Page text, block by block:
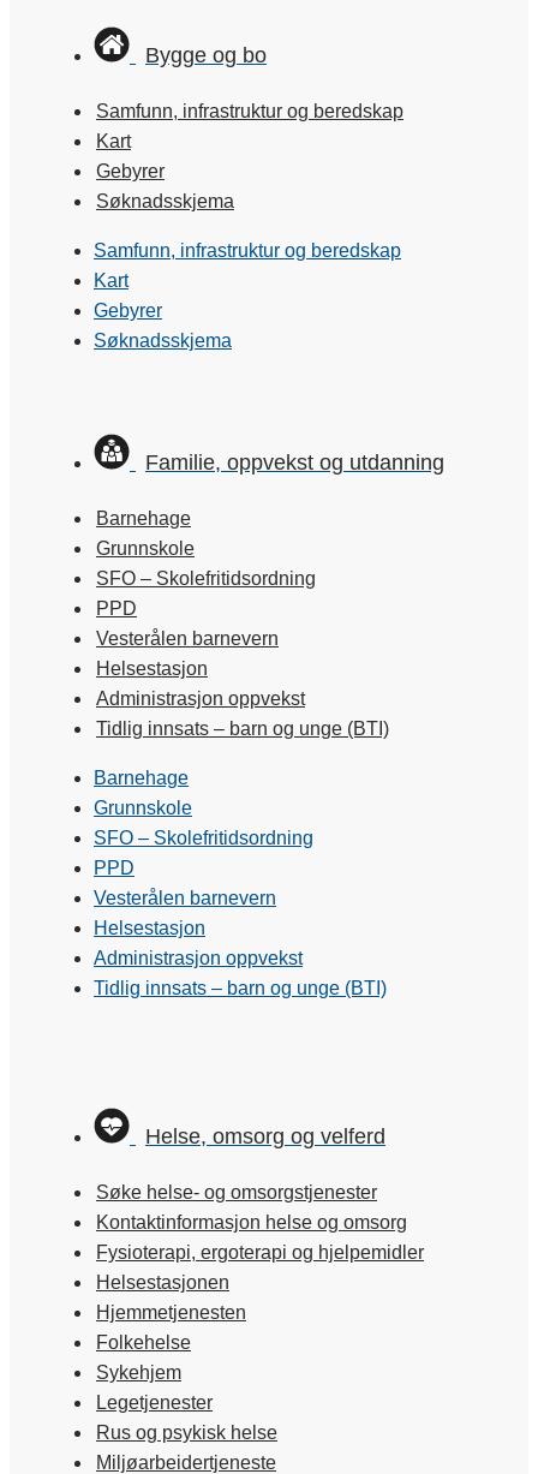
Bygge og bo
Samfunn, infrastruktur og beredskap
Kart
Gebyrer
Søknadsskjema
Samfunn, infrastruktur og beredskap
Kart
Gebyrer
Søknadsskjema
Familie, oppvekst og utdanning
Barnehage
Grunnskole
SFO – Skolefritidsordning
PPD
Vesterålen barnevern
Helsestasjon
Administrasjon oppvekst
Tidlig innsats – barn og unge (BTI)
Barnehage
Grunnskole
SFO – Skolefritidsordning
PPD
Vesterålen barnevern
Helsestasjon
Administrasjon oppvekst
Tidlig innsats – barn og unge (BTI)
Helse, omsorg og velferd
Søke helse- og omsorgstjenester
Kontaktinformasjon helse og omsorg
Fysioterapi, ergoterapi og hjelpemidler
Helsestasjonen
Hjemmetjenesten
Folkehelse
Sykehjem
Legetjenester
Rus og psykisk helse
Miljøarbeidertjeneste